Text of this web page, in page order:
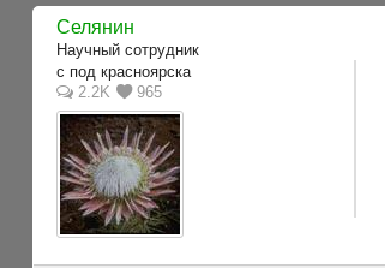
Селянин
Научный сотрудник
с под красноярска
2.2K
965